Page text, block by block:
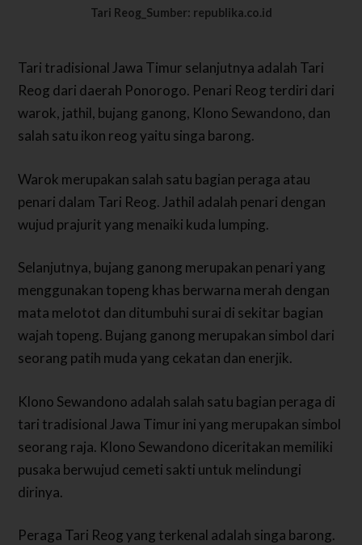
Tari Reog_Sumber: republika.co.id
Tari tradisional Jawa Timur selanjutnya adalah Tari
Reog dari daerah Ponorogo. Penari Reog terdiri dari
warok, jathil, bujang ganong, Klono Sewandono, dan
salah satu ikon reog yaitu singa barong.
Warok merupakan salah satu bagian peraga atau
penari dalam Tari Reog. Jathil adalah penari dengan
wujud prajurit yang menaiki kuda lumping.
Selanjutnya, bujang ganong merupakan penari yang
menggunakan topeng khas berwarna merah dengan
mata melotot dan ditumbuhi surai di sekitar bagian
wajah topeng. Bujang ganong merupakan simbol dari
seorang patih muda yang cekatan dan enerjik.
Klono Sewandono adalah salah satu bagian peraga di
tari tradisional Jawa Timur ini yang merupakan simbol
seorang raja. Klono Sewandono diceritakan memiliki
pusaka berwujud cemeti sakti untuk melindungi
dirinya.
Peraga Tari Reog yang terkenal adalah singa barong.